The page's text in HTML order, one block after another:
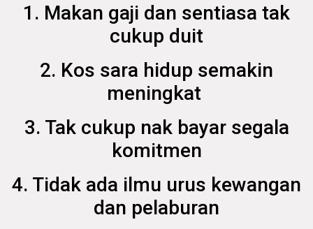
1. Makan gaji dan sentiasa tak
cukup duit
2. Kos sara hidup semakin
meningkat
3. Tak cukup nak bayar segala
komitmen
4. Tidak ada ilmu urus kewangan
dan pelaburan